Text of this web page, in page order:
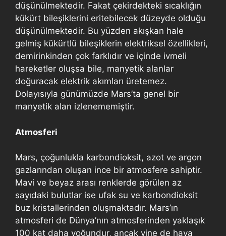
düşünülmektedir. Fakat çekirdekteki sıcaklığın
kükürt bileşiklerini eritebilecek düzeyde olduğu
düşünülmektedir. Bu yüzden akışkan hale
gelmiş kükürtlü bileşiklerin elektriksel özellikleri,
demirinkinden çok farklıdır ve içinde ivmeli
hareketler oluşsa bile, manyetik alanlar
doğuracak elektrik akımları üretemez.
Dolayısıyla günümüzde Mars’ta genel bir
manyetik alan izlenememiştir.
Atmosferi
Mars, çoğunlukla karbondioksit, azot ve argon
gazlarından oluşan ince bir atmosfere sahiptir.
Mavi ve beyaz arası renklerde görülen az
sayıdaki bulutlar ise ufak su ve karbondioksit
buz kristallerinden oluşmaktadır. Mars’ın
atmosferi de Dünya’nın atmosferinden yaklaşık
100 kat daha yoğundur, ancak yine de hava